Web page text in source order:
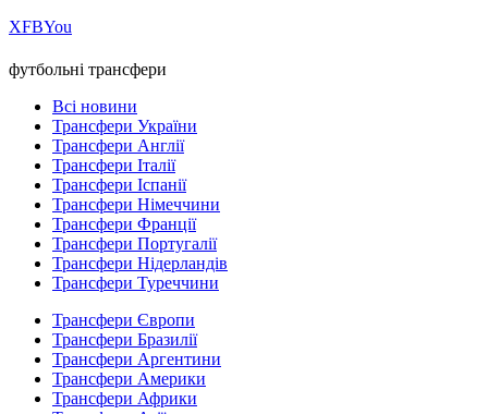
ХFBYou
футбольні трансфери
Всі новини
Трансфери України
Трансфери Англії
Трансфери Італії
Трансфери Іспанії
Трансфери Німеччини
Трансфери Франції
Трансфери Португалії
Трансфери Нідерландів
Трансфери Туреччини
Трансфери Європи
Трансфери Бразилії
Трансфери Аргентини
Трансфери Америки
Трансфери Африки